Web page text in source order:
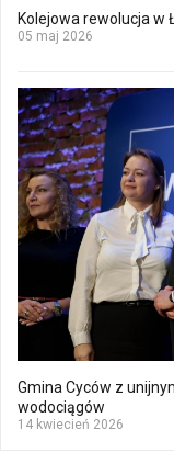
Kolejowa rewolucja w
05 maj 2026
Gmina Cyców z
wodociągów
14 kwiecień 2026